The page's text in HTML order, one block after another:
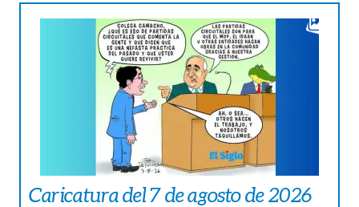
Caricatura del 7 de agosto de 2026